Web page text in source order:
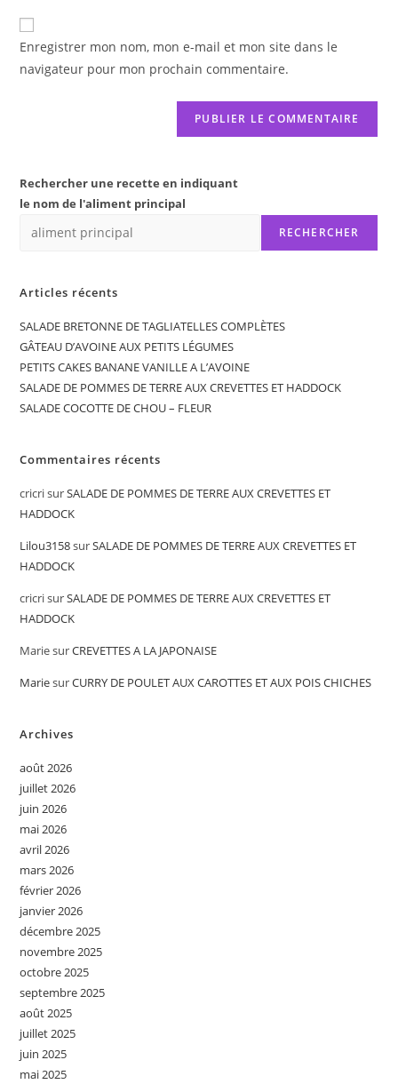
comment
de
votre
(facultatif)
Enregistrer mon nom, mon e-mail et mon site dans le
navigateur pour mon prochain commentaire.
Rechercher une recette en indiquant
le nom de l'aliment principal
RECHERCHER
Articles récents
SALADE BRETONNE DE TAGLIATELLES COMPLÈTES
GÂTEAU D’AVOINE AUX PETITS LÉGUMES
PETITS CAKES BANANE VANILLE A L’AVOINE
SALADE DE POMMES DE TERRE AUX CREVETTES ET HADDOCK
SALADE COCOTTE DE CHOU – FLEUR
Commentaires récents
cricrisurSALADE DE POMMES DE TERRE AUX CREVETTES ET
HADDOCK
Lilou3158surSALADE DE POMMES DE TERRE AUX CREVETTES ET
HADDOCK
cricrisurSALADE DE POMMES DE TERRE AUX CREVETTES ET
HADDOCK
MariesurCREVETTES A LA JAPONAISE
MariesurCURRY DE POULET AUX CAROTTES ET AUX POIS CHICHES
Archives
août 2026
juillet 2026
juin 2026
mai 2026
avril 2026
mars 2026
février 2026
janvier 2026
décembre 2025
novembre 2025
octobre 2025
septembre 2025
août 2025
juillet 2025
juin 2025
mai 2025